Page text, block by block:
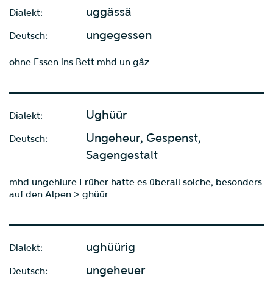
Dialekt: uggässä
Deutsch: ungegessen
ohne Essen ins Bett mhd un gâz
Dialekt: Ughüür
Deutsch:
Ungeheur, Gespenst,
Sagengestalt
mhd ungehiure Früher hatte es überall solche, besonders
auf den Alpen > ghüür
Dialekt: ughüürig
Deutsch: ungeheuer